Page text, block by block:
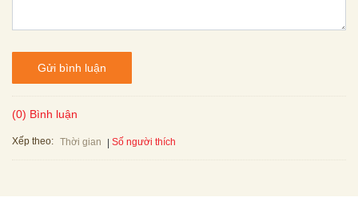
Gửi bình luận
(0) Bình luận
Xếp theo: Thời gian Số người thích